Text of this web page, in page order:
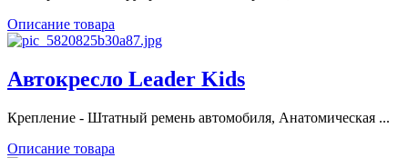
Описание товара
Автокресло Leader Kids
Крепление - Штатный ремень автомобиля, Анатомическая ...
Описание товара